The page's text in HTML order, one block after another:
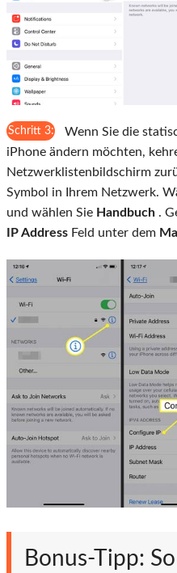
Schritt 3:
Wenn Sie die
iPhone ändern möchten,
Netzwerklistenbildschirm
Symbol in Ihrem Netzwerk.
und wählen Sie Handbuch .
IP Address Feld unter dem
Bonus-Tipp: